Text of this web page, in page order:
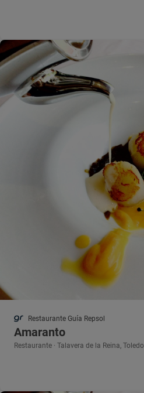
Restaurante Guía Repsol
Amaranto
Restaurante · Talavera de la Reina, Toledo